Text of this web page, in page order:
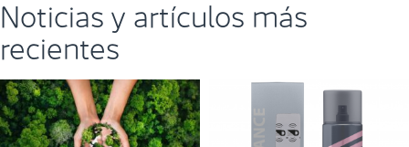
Noticias y artículos más
recientes